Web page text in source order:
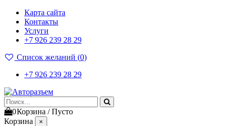
Карта сайта
Контакты
Услуги
+7 926 239 28 29
Список желаний (0)
+7 926 239 28 29
0Корзина /Пусто
Корзина
×